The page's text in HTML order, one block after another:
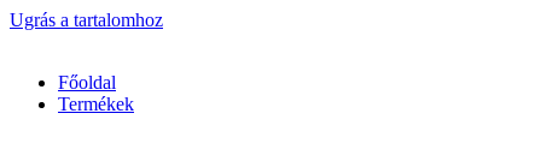
Ugrás a tartalomhoz
Főoldal
Termékek